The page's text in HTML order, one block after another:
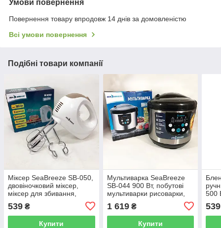
Умови повернення
Повернення товару впродовж 14 днів за домовленістю
Всі умови повернення
Подібні товари компанії
Міксер SeaBreeze SB-050,
двовіночковий міксер,
міксер для збивання,
найкращий ручний міксер
539 ₴
Купити
Мультиварка SeaBreeze
SB-044 900 Вт, побутові
мультиварки рисоварки,
кашеварки
1 619₴
Купити
500
539